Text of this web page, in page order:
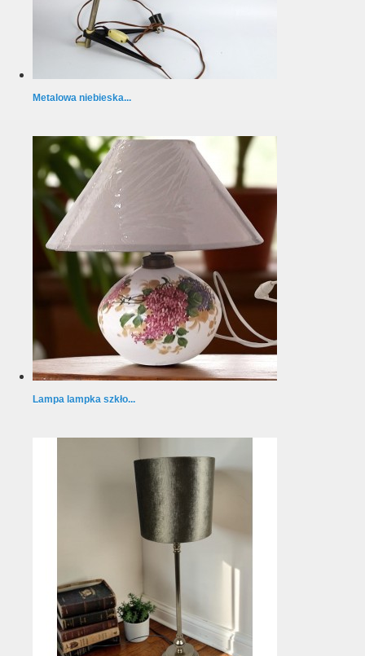
Metalowa niebieska...
Lampa lampka szkło...